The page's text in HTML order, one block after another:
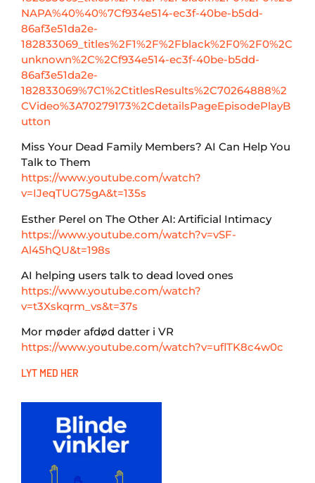
NAPA%40%40%7Cf934e514-ec3f-40be-b5dd-
86af3e51da2e-
182833069_titles%2F1%2F%2Fblack%2F0%2F0%2C
unknown%2C%2Cf934e514-ec3f-40be-b5dd-
86af3e51da2e-
182833069%7C1%2CtitlesResults%2C70264888%2
CVideo%3A70279173%2CdetailsPageEpisodePlayB
utton
Miss Your Dead Family Members? AI Can Help You
Talk to Them
https://www.youtube.com/watch?
v=IJeqTUG75gA&t=135s
Esther Perel on The Other AI: Artificial Intimacy
https://www.youtube.com/watch?v=vSF-
Al45hQU&t=198s
AI helping users talk to dead loved ones
https://www.youtube.com/watch?
v=t3Xskqrm_vs&t=37s
Mor møder afdød datter i VR
https://www.youtube.com/watch?v=uflTK8c4w0c
LYT MED HER